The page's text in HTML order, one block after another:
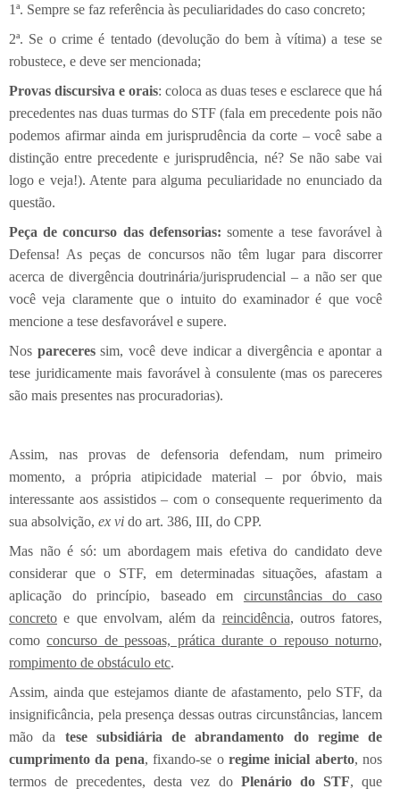
1ª. Sempre se faz referência às peculiaridades do caso concreto;
2ª. Se o crime é tentado (devolução do bem à vítima) a tese se
robustece, e deve ser mencionada;
Provas discursiva e orais: coloca as duas teses e esclarece que há
precedentes nas duas turmas do STF (fala em precedente pois não
podemos afirmar ainda em jurisprudência da corte – você sabe a
distinção entre precedente e jurisprudência, né? Se não sabe vai
logo e veja!). Atente para alguma peculiaridade no enunciado da
questão.
Peça de concurso das defensorias: somente a tese favorável à
Defensa! As peças de concursos não têm lugar para discorrer
acerca de divergência doutrinária/jurisprudencial – a não ser que
você veja claramente que o intuito do examinador é que você
mencione a tese desfavorável e supere.
Nos pareceressim, você deve indicar a divergência e apontar a
tese juridicamente mais favorável à consulente (mas os pareceres
são mais presentes nas procuradorias).
Assim, nas provas de defensoria defendam, num primeiro
momento, a própria atipicidade material – por óbvio, mais
interessante aos assistidos – com o consequente requerimento da
sua absolvição, ex vi do art. 386, III, do CPP.
Mas não é só: um abordagem mais efetiva do candidato deve
considerar que o STF, em determinadas situações, afastam a
aplicação do princípio, baseado em circunstâncias do caso
concreto e que envolvam, além da reincidência, outros fatores,
comoconcurso de pessoas, prática durante o repouso noturno,
rompimento de obstáculo etc.
Assim, ainda que estejamos diante de afastamento, pelo STF, da
insignificância, pela presença dessas outras circunstâncias, lancem
mão da tese subsidiária de abrandamento do regime de
cumprimento da pena, fixando-se o regime inicial aberto, nos
termos de precedentes, desta vez do Plenário do STF, que